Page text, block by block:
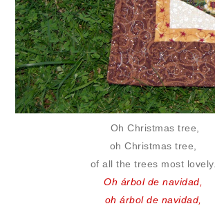
Oh Christmas tree,
oh Christmas tree,
of all the trees most lovely.
Oh árbol de navidad,
oh árbol de navidad,